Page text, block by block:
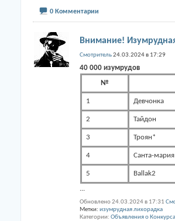
0 Комментарии
Внимание!
Смотритель24.03.2024 в 17:29
40 000 изумрудов
№
1 Девчонка
2 Тайдон
3 Троян*
4 Санта-мария
5 Ballak2
Обновлено 24.03.2024 в 17:31
Метки: изумрудная лихорадка
Категории Объявления о